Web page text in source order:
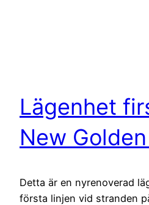
Lägenhet
New
Detta är en nyrenoverad
första linjen vid stranden